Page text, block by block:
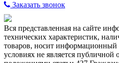
Заказать звонок
Вся представленная на сайте
технических характеристик,
товаров, носит информационный
условиях не является публичной